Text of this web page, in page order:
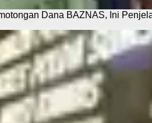
Dana BAZNAS, Ini